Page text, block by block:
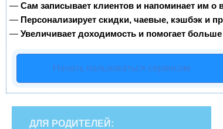
— Сам записывает клиентов и напоминает им о
— Персонализирует скидки, чаевые, кэшбэк и
— Увеличивает доходимость и помогает больше
Начать пользоваться сервисом
ДЛЯ РОДИТЕЛЕЙ: